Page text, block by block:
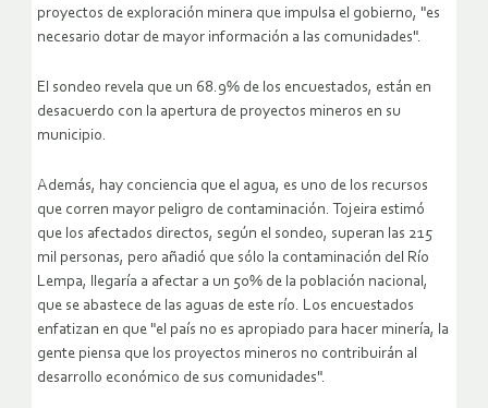
proyectos de exploración minera que impulsa el gobierno, "es
necesario dotar de mayor información a las comunidades".
El sondeo revela que un 68.9% de los encuestados, están en
desacuerdo con la apertura de proyectos mineros en su
municipio.
Además, hay conciencia que el agua, es uno de los recursos
que corren mayor peligro de contaminación. Tojeira estimó
que los afectados directos, según el sondeo, superan las 215
mil personas, pero añadió que sólo la contaminación del Río
Lempa, llegaría a afectar a un 50% de la población nacional,
que se abastece de las aguas de este río. Los encuestados
enfatizan en que "el país no es apropiado para hacer minería, la
gente piensa que los proyectos mineros no contribuirán al
desarrollo económico de sus comunidades".